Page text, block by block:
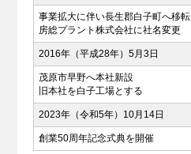
事業拡大に伴い長生郡白子町へ移転
房総プラント株式会社に社名変更
2016年（平成28年）5月3日
茂原市早野へ本社新設
旧本社を白子工場とする
2023年（令和5年）10月14日
創業50周年記念式典を開催